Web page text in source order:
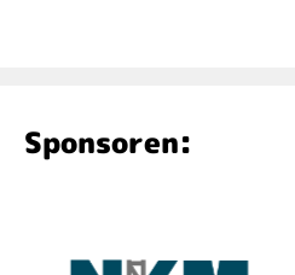
Sponsoren: